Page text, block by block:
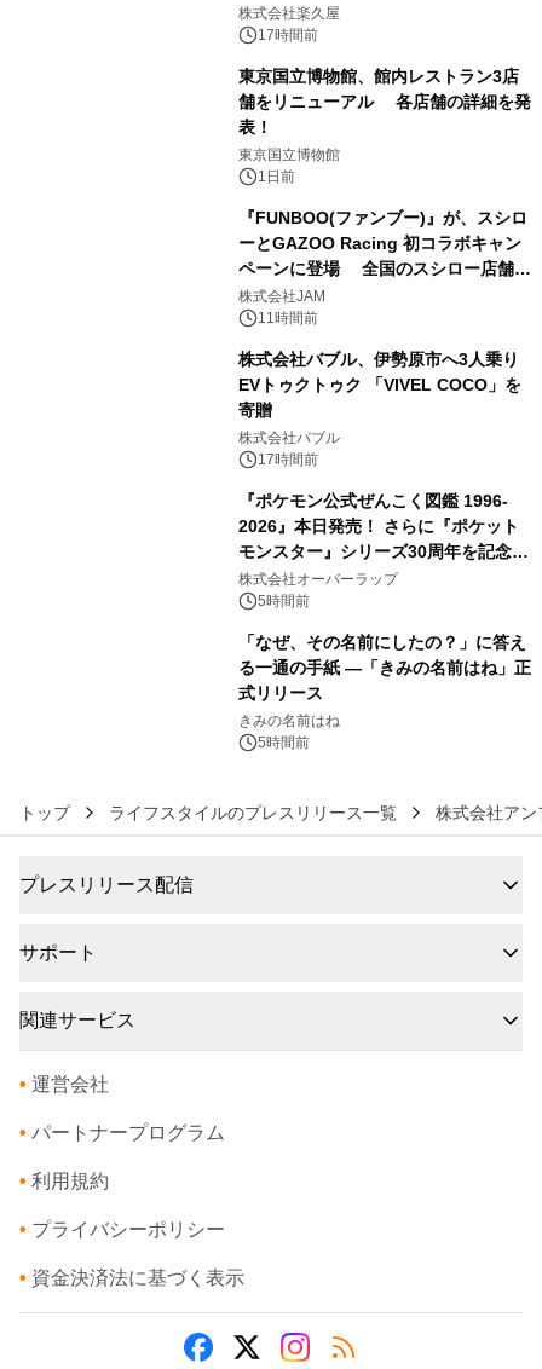
メニューを提供
株式会社楽久屋
17時間前
東京国立博物館、館内レストラン3店
舗をリニューアル 各店舗の詳細を発
表！
東京国立博物館
1日前
『FUNBOO(ファンブー)』が、スシロ
ーとGAZOO Racing 初コラボキャン
ペーンに登場 全国のスシロー店舗で
GR 4車種の FUNBOO(ミニカー)付き
メニューが展開されます
株式会社JAM
11時間前
株式会社バブル、伊勢原市へ3人乗り
EVトゥクトゥク 「VIVEL COCO」を
寄贈
株式会社バブル
17時間前
『ポケモン公式ぜんこく図鑑 1996-
2026』本日発売！ さらに『ポケット
モンスター』シリーズ30周年を記念し
た画集『ポケットモンスター ビジュア
ルアートブック』の発売決定！ 2026
株式会社オーバーラップ
5時間前
「なぜ、その名前にしたの？」に答え
る一通の手紙 ―「きみの名前はね」正
式リリース
きみの名前はね
5時間前
トップ ライフスタイルのプレスリリース一覧 株式会社アン
プレスリリース配信
サポート
関連サービス
• 運営会社
• パートナープログラム
• 利用規約
• プライバシーポリシー
• 資金決済法に基づく表示